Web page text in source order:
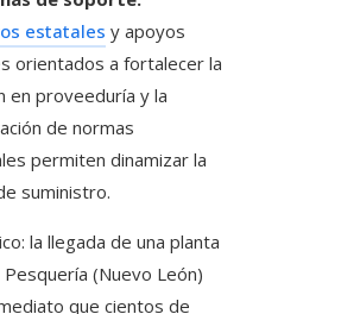
estatales y apoyos
orientados a fortalecer la
en proveeduría y la
de normas
permiten dinamizar la
suministro.
la llegada de una planta
(Nuevo León)
que cientos de